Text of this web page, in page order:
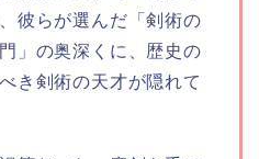
彼らが選んだ「剣術の
」の奥深くに、歴史の
き剣術の天才が隠れて